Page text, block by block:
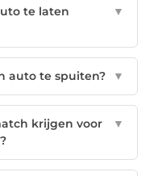
te laten
▼
auto te spuiten? ▼
krijgen voor
▼